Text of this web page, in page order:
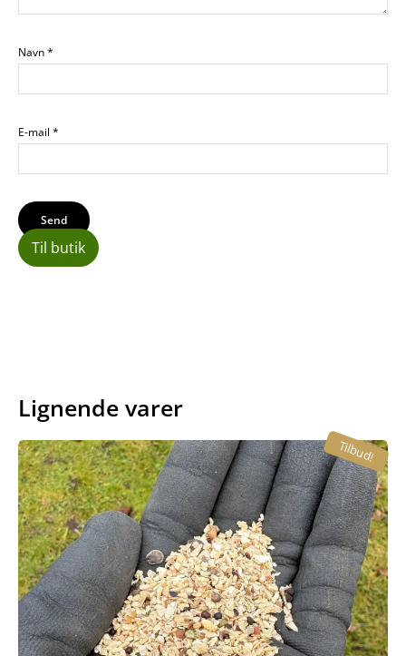
Navn*
E-mail *
Til butik
Lignende varer
Tilbud!